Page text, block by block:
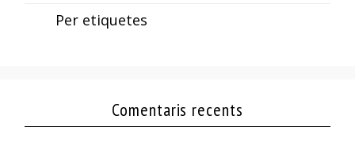
Per etiquetes
Comentaris recents